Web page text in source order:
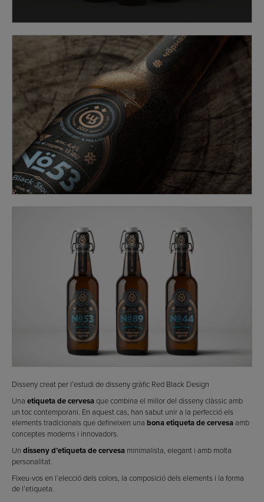
Disseny creat per l’estudi de disseny gràfic Red Black Design
Una etiqueta de cervesaque combina el millor del disseny clàssic amb
un toc contemporani. En aquest cas, han sabut unir a la perfecció els
elements tradicionals que defineixen una bona etiqueta de cervesaamb
conceptes moderns i innovadors.
Un disseny d’etiqueta de cervesa minimalista, elegant i amb molta
personalitat.
Fixeu-vos en l’elecció dels colors, la composició dels elements i la forma
de l’etiqueta.